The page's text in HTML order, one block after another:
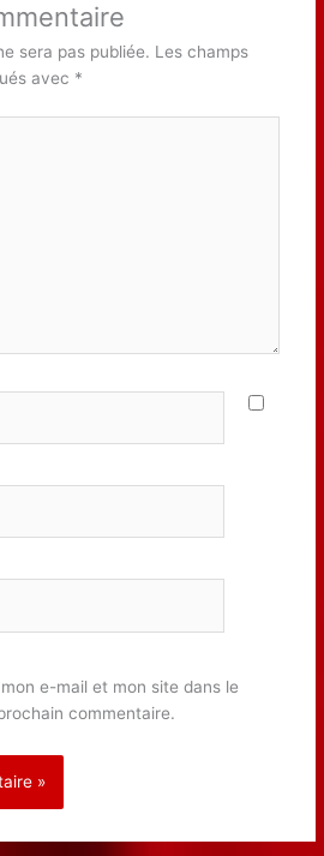
sera pas publiée. Les champs
avec *
e-mail et mon site dans le
commentaire.